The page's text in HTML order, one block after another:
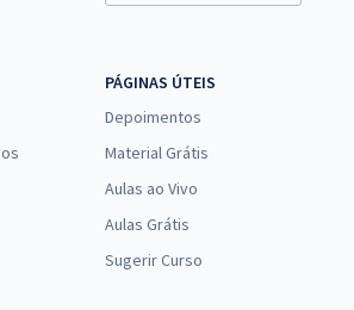
PÁGINAS ÚTEIS
Depoimentos
Material Grátis
Aulas ao Vivo
Aulas Grátis
Sugerir Curso